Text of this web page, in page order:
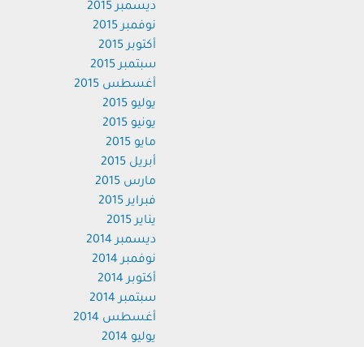
ديسمبر 2015
نوفمبر 2015
أكتوبر 2015
سبتمبر 2015
أغسطس 2015
يوليو 2015
يونيو 2015
مايو 2015
أبريل 2015
مارس 2015
فبراير 2015
يناير 2015
ديسمبر 2014
نوفمبر 2014
أكتوبر 2014
سبتمبر 2014
أغسطس 2014
يوليو 2014